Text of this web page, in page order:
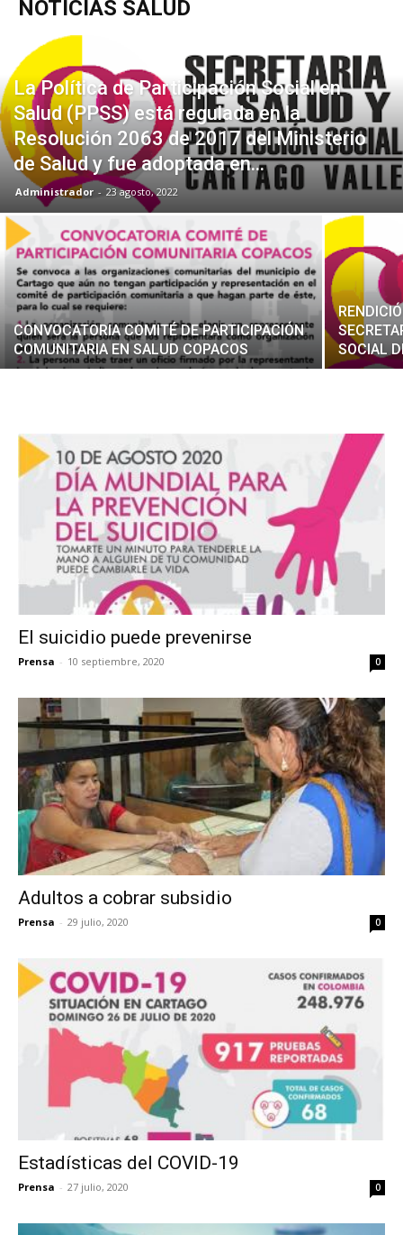
NOTICIAS SALUD
La Política de Participación Social en
Salud (PPSS) está regulada en la
Resolución 2063 de 2017 del Ministerio
de Salud y fue adoptada en...
Administrador - 23 agosto, 2022
CONVOCATORIA COMITÉ DE PARTICIPACIÓN
COMUNITARIA EN SALUD COPACOS
SOCIAL
El suicidio puede prevenirse
Prensa - 10 septiembre, 2020 0
Adultos a cobrar subsidio
Prensa - 29 julio, 2020 0
Estadísticas del COVID-19
Prensa - 27 julio, 2020 0